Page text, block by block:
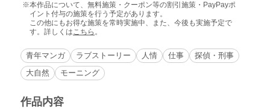
本作品について、無料施策・クーポン等の割引施策・PayPayポ
イント付与の施策を行う予定があります。
この他にもお得な施策を常時実施中、また、今後も実施予定で
す。詳しくはこちら 。
青年マンガ ラブストーリー 人情 仕事
探偵・刑事
大自然
モーニング
作品内容